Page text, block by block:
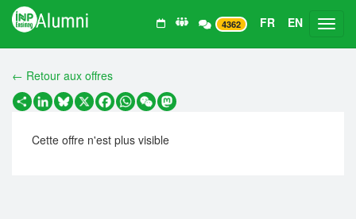
4362 FR EN
← Retour aux offres
PartagerLinkedIn
Bluesky
X Facebook
WhatsApp
WeChatMastodon
Cette offre n'est plus visible